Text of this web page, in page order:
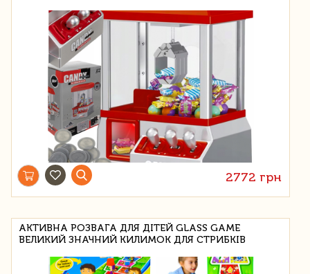
2772 грн
АКТИВНА РОЗВАГА ДЛЯ ДІТЕЙ GLASS GAME
ВЕЛИКИЙ ЗНАЧНИЙ КИЛИМОК ДЛЯ СТРИБКІВ